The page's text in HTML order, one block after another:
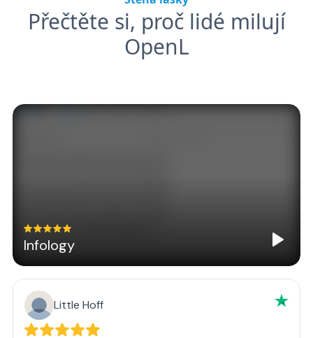
Přečtěte si, proč lidé milují
OpenL
Infology
Little Hoff